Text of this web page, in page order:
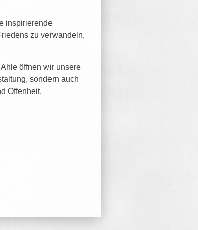
inspirierende
zu verwandeln,
öffnen wir unsere
sondern auch
Offenheit.